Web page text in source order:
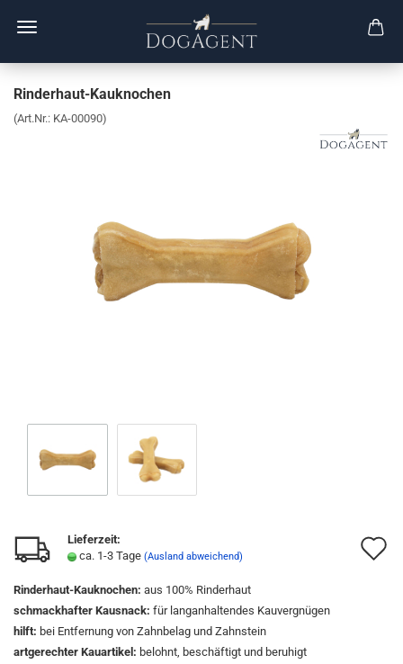
Rinderhaut-Kauknochen
(Art.Nr.: KA-00090)
Lieferzeit:
ca. 1-3 Tage (Ausland abweichend)
Rinderhaut-Kauknochen: aus 100% Rinderhaut
schmackhafter Kausnack: für langanhaltendes Kauvergnügen
hilft: bei Entfernung von Zahnbelag und Zahnstein
artgerechter Kauartikel: belohnt, beschäftigt und beruhigt